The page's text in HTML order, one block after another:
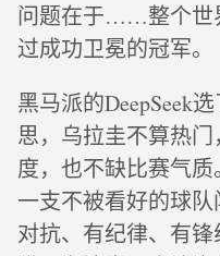
问题在于……整个世
过成功卫冕的冠军。
黑马派的DeepSeek
思，乌拉圭不算热
度，也不缺比赛气
一支不被看好的球
对抗、有纪律、有